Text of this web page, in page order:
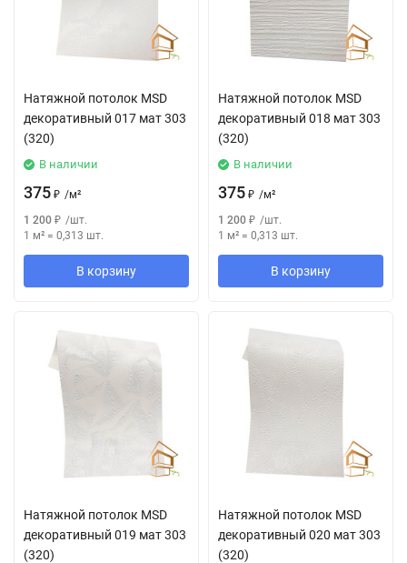
Натяжной потолок MSD
декоративный 017 мат 303
(320)
В наличии
375 ₽ /м²
1 200 ₽ /шт.
1 м² = 0,313 шт.
В корзину
Натяжной потолок MSD
декоративный 018 мат 303
(320)
В наличии
375 ₽ /м²
1 200 ₽ /шт.
1 м² = 0,313 шт.
В корзину
Натяжной потолок MSD
декоративный 019 мат 303
(320)
Натяжной потолок MSD
декоративный 020 мат 303
(320)